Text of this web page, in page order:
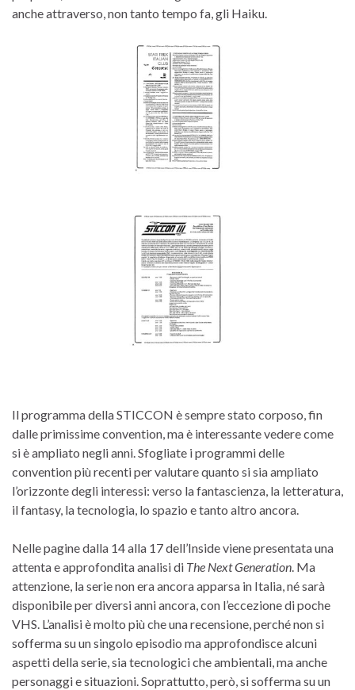
anche attraverso, non tanto tempo fa, gli Haiku.
Il programma della STICCON è sempre stato corposo, fin
dalle primissime convention, ma è interessante vedere come
si è ampliato negli anni. Sfogliate i programmi delle
convention più recenti per valutare quanto si sia ampliato
l’orizzonte degli interessi: verso la fantascienza, la letteratura,
il fantasy, la tecnologia, lo spazio e tanto altro ancora.
Nelle pagine dalla 14 alla 17 dell’Inside viene presentata una
attenta e approfondita analisi di The Next Generation. Ma
attenzione, la serie non era ancora apparsa in Italia, né sarà
disponibile per diversi anni ancora, con l’eccezione di poche
VHS. L’analisi è molto più che una recensione, perché non si
sofferma su un singolo episodio ma approfondisce alcuni
aspetti della serie, sia tecnologici che ambientali, ma anche
personaggi e situazioni. Soprattutto, però, si sofferma su un